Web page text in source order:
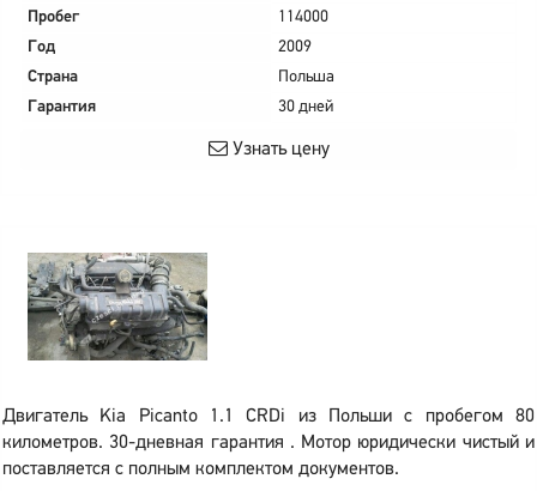
Пробег
114000
Год
2009
Страна
Польша
Гарантия
30 дней
Узнать цену
Двигатель Kia Picanto 1.1 CRDi из Польши с пробегом 80
километров. 30-дневная гарантия . Мотор юридически чистый и
поставляется с полным комплектом документов.